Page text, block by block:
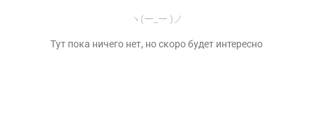
ヽ(ー_ー )ノ
Тут пока ничего нет, но скоро будет интересно